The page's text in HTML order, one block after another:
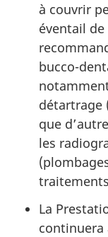
à couvrir
éventail
bucco-
détartrage
que
les
La
continuera